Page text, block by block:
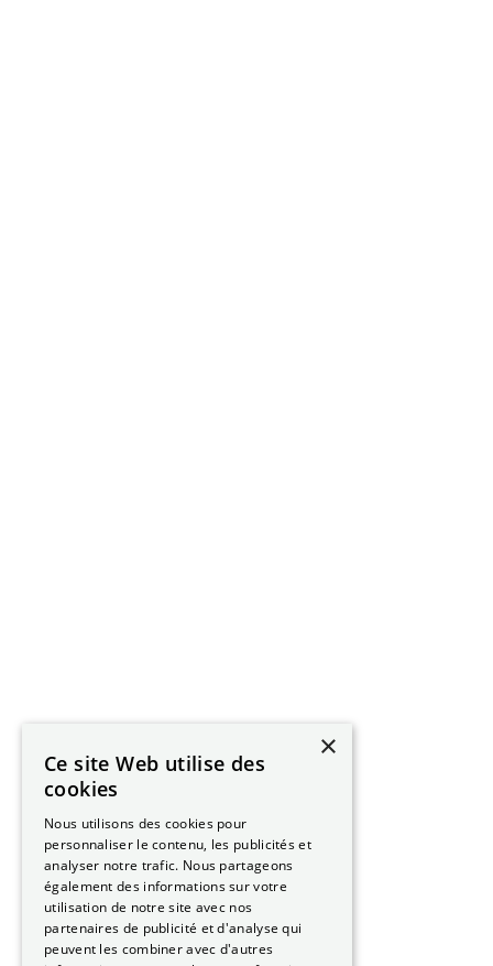
×
Ce site Web utilise des
cookies
Nous utilisons des cookies pour
personnaliser le contenu, les publicités et
analyser notre trafic. Nous partageons
également des informations sur votre
utilisation de notre site avec nos
partenaires de publicité et d'analyse qui
peuvent les combiner avec d'autres